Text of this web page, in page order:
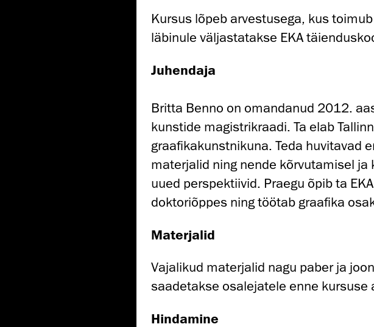
Kursus lõpeb arvestusega, kus
läbinule väljastatakse EKA
Juhendaja
Britta Benno on omandanud 2012.
kunstide magistrikraadi. Ta elab
graafikakunstnikuna. Teda huvitavad
materjalid ning nende kõrvutamisel
uued perspektiivid. Praegu õpib ta
doktoriõppes ning töötab graafika
Materjalid
Vajalikud materjalid nagu paber ja
saadetakse osalejatele enne kursuse
Hindamine